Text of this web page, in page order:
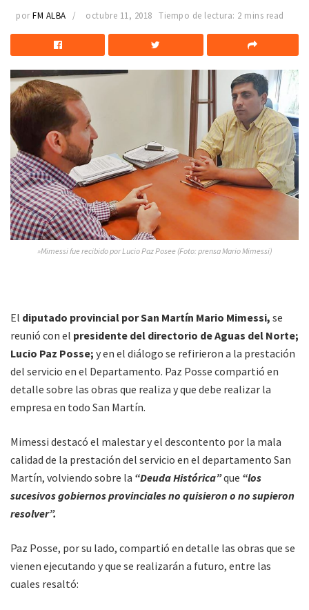
por FM ALBA octubre 11, 2018 Tiempo de lectura: 2 mins read
»Mimessi fue recibido por Lucio Paz Posee (Foto: prensa Mario Mimessi)
El diputado provincial por San Martín Mario Mimessi, se
reunió con el presidente del directorio de Aguas del Norte;
Lucio Paz Posse; y en el diálogo se refirieron a la prestación
del servicio en el Departamento. Paz Posse compartió en
detalle sobre las obras que realiza y que debe realizar la
empresa en todo San Martín.
Mimessi destacó el malestar y el descontento por la mala
calidad de la prestación del servicio en el departamento San
Martín, volviendo sobre la “Deuda Histórica”que “los
sucesivos gobiernos provinciales no quisieron o no supieron
resolver”.
Paz Posse, por su lado, compartió en detalle las obras que se
vienen ejecutando y que se realizarán a futuro, entre las
cuales resaltó: